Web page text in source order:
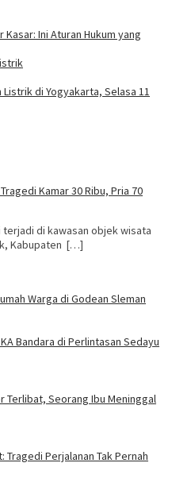
Ini Aturan Hukum yang
di Yogyakarta, Selasa 11
Kamar 30 Ribu, Pria 70
di kawasan objek wisata
Kabupaten […]
Warga di Godean Sleman
Bandara di Perlintasan Sedayu
Terlibat, Seorang Ibu Meninggal
Tragedi Perjalanan Tak Pernah